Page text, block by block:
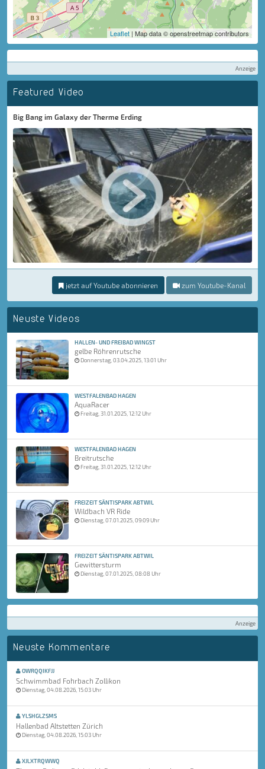
Leaflet | Map data © openstreetmap contributors
Anzeige
Featured Video
Big Bang im Galaxy der Therme Erding
jetzt auf Youtube abonnieren zum Youtube-Kanal
Neuste Videos
HALLEN- UND FREIBAD WINGST
gelbe Röhrenrutsche
Donnerstag, 03.04.2025, 13:01 Uhr
WESTFALENBAD HAGEN
AquaRacer
Freitag, 31.01.2025, 12:12 Uhr
WESTFALENBAD HAGEN
Breitrutsche
Freitag, 31.01.2025, 12:12 Uhr
FREIZEIT SÄNTISPARK ABTWIL
Wildbach VR Ride
Dienstag, 07.01.2025, 09:09 Uhr
FREIZEIT SÄNTISPARK ABTWIL
Gewittersturm
Dienstag, 07.01.2025, 08:08 Uhr
Anzeige
Neuste Kommentare
OWRQQIKFJJ
Schwimmbad Fohrbach Zollikon
Dienstag, 04.08.2026, 15:03 Uhr
YLSHGLZSMS
Hallenbad Altstetten Zürich
Dienstag, 04.08.2026, 15:03 Uhr
XJLXTRQWWQ